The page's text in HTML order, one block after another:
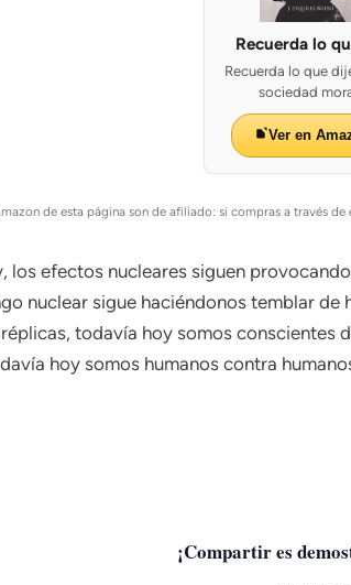
Recuerda lo
Recuerda lo que
sociedad
Ver en
de esta página son de afiliado: si compras a través
los efectos nucleares siguen
nuclear sigue haciéndonos temblar
todavía hoy somos conscientes
hoy somos humanos contra
¡Compartir es